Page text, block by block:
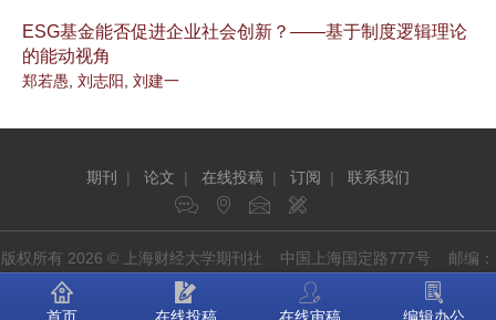
ESG基金能否促进企业社会创新？——基于制度逻辑理论
的能动视角
郑若愚, 刘志阳, 刘建一
期刊 | 论文 | 在线投稿 | 订阅 | 联系我们
版权所有 2026 © 上海财经大学期刊社 中国上海国定路777号 邮编：